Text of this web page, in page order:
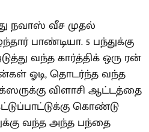
நவாஸ் வீச முதல்
பாண்டியா. 5 பந்துக்கு
வந்த கார்த்திக் ஒரு ரன்
ஓடி, தொடர்ந்த வந்த
விளாசி ஆட்டத்தை
கொண்டு
வந்த அந்த பந்தை